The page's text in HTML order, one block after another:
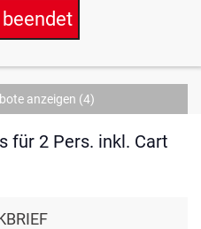
anzeigen (4)
für 2 Pers. inkl. Cart